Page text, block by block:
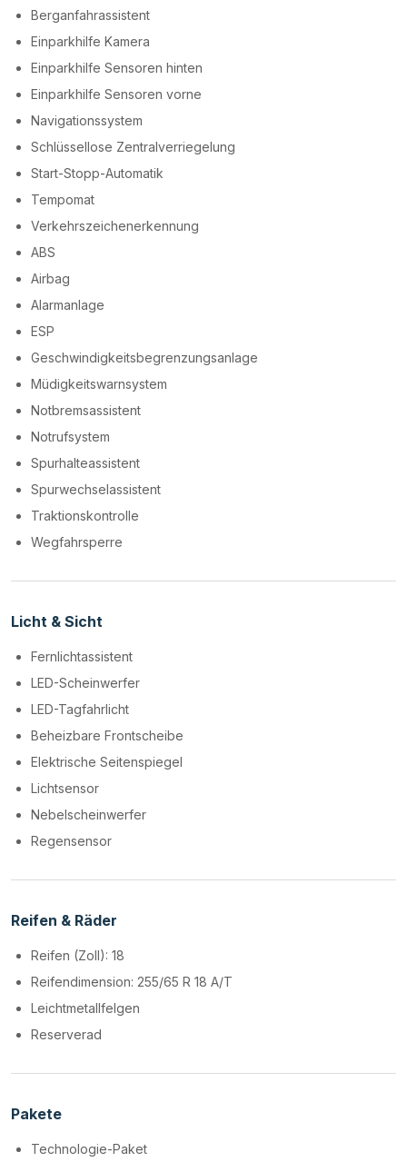
Berganfahrassistent
Einparkhilfe Kamera
Einparkhilfe Sensoren hinten
Einparkhilfe Sensoren vorne
Navigationssystem
Schlüssellose Zentralverriegelung
Start-Stopp-Automatik
Tempomat
Verkehrszeichenerkennung
ABS
Airbag
Alarmanlage
ESP
Geschwindigkeitsbegrenzungsanlage
Müdigkeitswarnsystem
Notbremsassistent
Notrufsystem
Spurhalteassistent
Spurwechselassistent
Traktionskontrolle
Wegfahrsperre
Licht & Sicht
Fernlichtassistent
LED-Scheinwerfer
LED-Tagfahrlicht
Beheizbare Frontscheibe
Elektrische Seitenspiegel
Lichtsensor
Nebelscheinwerfer
Regensensor
Reifen & Räder
Reifen (Zoll): 18
Reifendimension: 255/65 R 18 A/T
Leichtmetallfelgen
Reserverad
Pakete
Technologie-Paket